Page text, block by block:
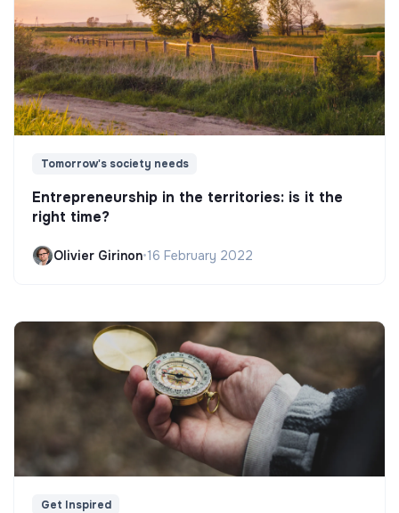
Tomorrow's society needs
Entrepreneurship in the territories: is it the
right time?
Olivier Girinon•16 February 2022
Get Inspired